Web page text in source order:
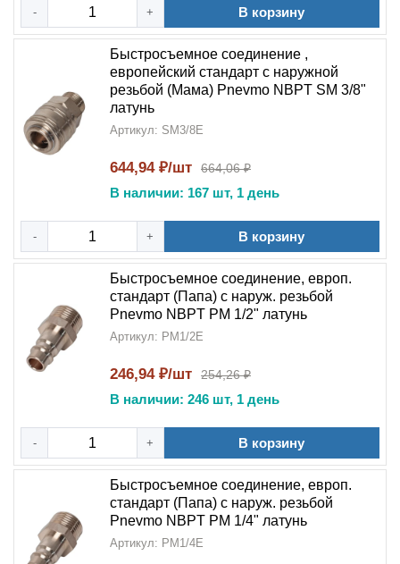
- + В корзину
Быстросъемное соединение ,
европейский стандарт с наружной
резьбой (Мама) Pnevmo NBPT SM 3/8"
латунь
Артикул: SM3/8E
644,94 ₽/шт 664,06 ₽
В наличии: 167 шт, 1 день
- + В корзину
Быстросъемное соединение, европ.
стандарт (Папа) с наруж. резьбой
Pnevmo NBPT PM 1/2" латунь
Артикул: PM1/2E
246,94 ₽/шт 254,26 ₽
В наличии: 246 шт, 1 день
- + В корзину
Быстросъемное соединение, европ.
стандарт (Папа) с наруж. резьбой
Pnevmo NBPT PM 1/4" латунь
Артикул: PM1/4E